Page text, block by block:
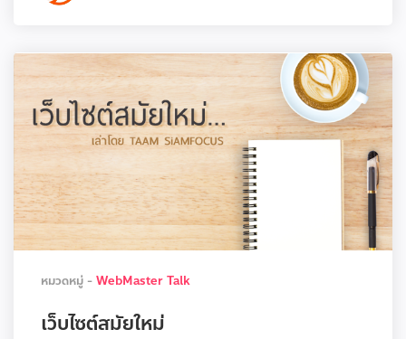
หมวดหมู่ - WebMaster Talk
เว็บไซต์สมัยใหม่